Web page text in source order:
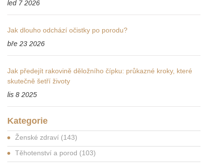
led 7 2026
Jak dlouho odchází očistky po porodu?
bře 23 2026
Jak předejít rakovině děložního čípku: průkazné kroky, které
skutečně šetří životy
lis 8 2025
Kategorie
Ženské zdraví (143)
Těhotenství a porod (103)